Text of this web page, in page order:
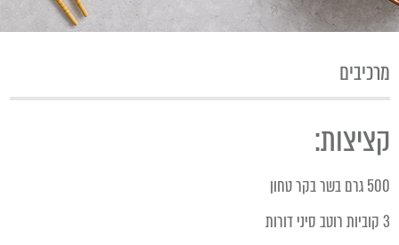
מרכיבים
קציצות:
500 גרם בשר בקר טחון
3 קוביות רוטב סיני דורות